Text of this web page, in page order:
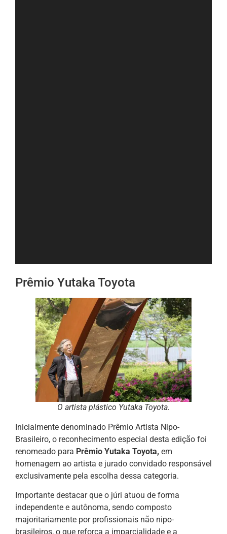
Prêmio Yutaka Toyota
O artista plástico Yutaka Toyota.
Inicialmente denominado Prêmio Artista Nipo-
Brasileiro, o reconhecimento especial desta edição foi
renomeado para Prêmio Yutaka Toyota, em
homenagem ao artista e jurado convidado responsável
exclusivamente pela escolha dessa categoria.
Importante destacar que o júri atuou de forma
independente e autônoma, sendo composto
majoritariamente por profissionais não nipo-
brasileiros, o que reforça a imparcialidade e a